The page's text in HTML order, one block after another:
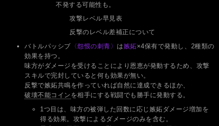
不発する可能性も。
攻撃レベル早見表
反撃のレベル差補正について
バトルパッシブ 〈怨恨の刺青〉 は嫉妬×4保有で発動し、2種類の
効果を持つ。
味方がダメージを受けることにより恩恵が発動するため、攻撃
スキルで完封していると何も効果が無い。
反撃で嫉妬共鳴を作っていれば自然に達成できるほか、
破壊不能コイン を相手にする戦闘でも勝手に発動する。
1つ目は、味方の被弾した回数に応じ嫉妬ダメージ増加を
得る効果。攻撃によるダメージのみを含む。